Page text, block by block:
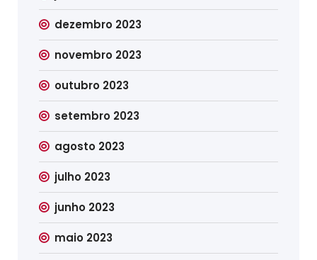
dezembro 2023
novembro 2023
outubro 2023
setembro 2023
agosto 2023
julho 2023
junho 2023
maio 2023